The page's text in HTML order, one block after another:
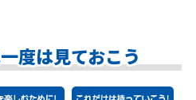
度は見ておこう